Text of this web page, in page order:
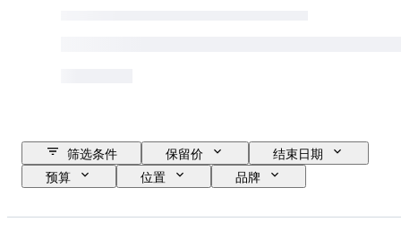
筛选条件 保留价
结束日期
预算
位置
品牌